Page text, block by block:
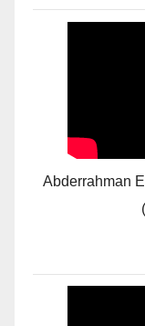
Abderrahman